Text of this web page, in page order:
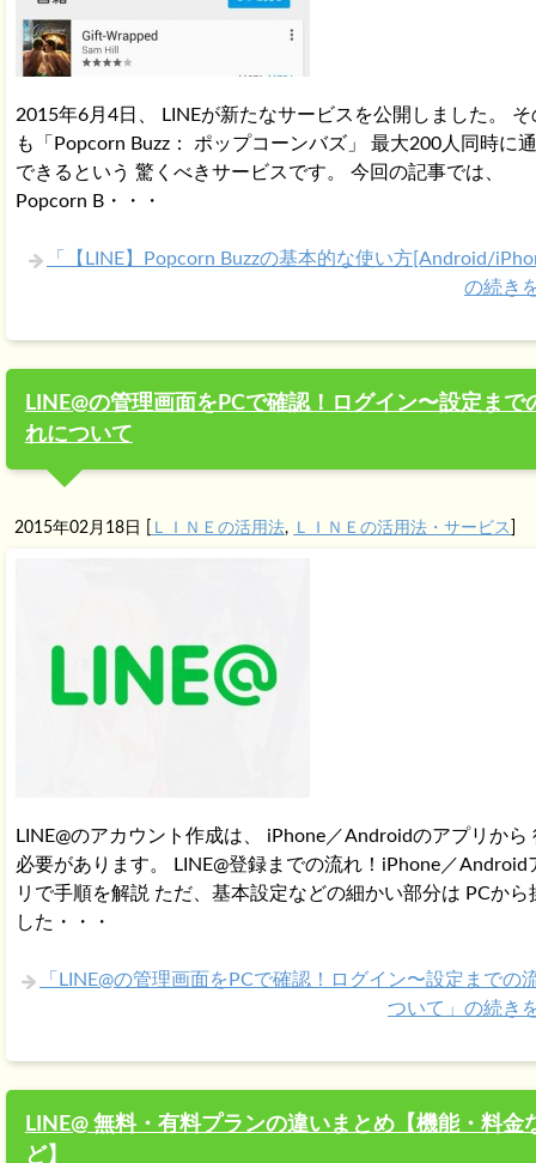
2015年6月4日、 LINEが新たなサービスを公開しました。 そ
も「Popcorn Buzz： ポップコーンバズ」 最大200人同時に
できるという 驚くべきサービスです。 今回の記事では、
Popcorn B・・・
「【LINE】Popcorn Buzzの基本的な使い方[Android/
の続き
LINE@の管理画面をPCで確認！ログイン〜設定まで
れについて
2015年02月18日 ＬＩＮＥの活用法, ＬＩＮＥの活用法・サービス ]
LINE@のアカウント作成は、 iPhone／Androidのアプリから
必要があります。 LINE@登録までの流れ！iPhone／Android
リで手順を解説 ただ、基本設定などの細かい部分は PCから
した・・・
「LINE@の管理画面をPCで確認！ログイン〜設定までの
ついて」の続き
LINE@ 無料・有料プランの違いまとめ【機能・料金
ど】